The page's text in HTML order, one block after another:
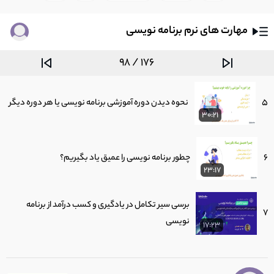
مهارت های نرم برنامه نویسی
98 / 176
5
30:21
نحوه دیدن دوره آموزشی برنامه نویسی یا هر دوره دیگر
6
23:17
چطور برنامه نویسی را عمیق یاد بگیریم؟
7
17:23
برسی سیر تکامل در یادگیری و کسب درآمد از برنامه
نویسی
اگر این راز را بدانید می توانید یک برنامه نویس فوق